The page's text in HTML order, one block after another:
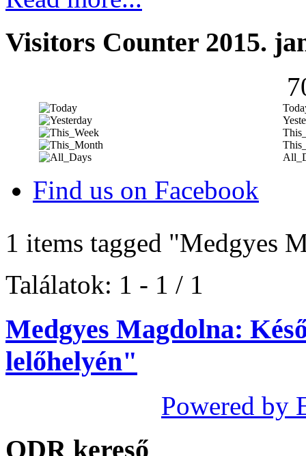
Visitors Counter 2015.
Find us on Facebook
1 items tagged "Medgyes
Találatok: 1 - 1 / 1
Medgyes Magdolna:
lelőhelyén"
Powered by
ODR kereső